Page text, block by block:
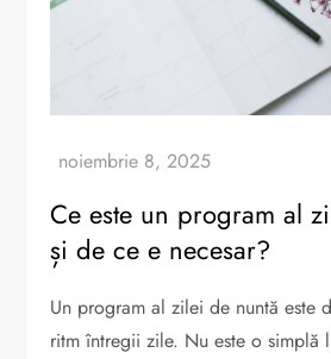
Ce este un program al
și de ce e necesar?
Un program al zilei de nuntă este
ritm întregii zile. Nu este o simplă